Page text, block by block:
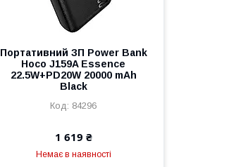
Портативний ЗП Power Bank
Hoco J159A Essence
22.5W+PD20W 20000 mAh
Black
84296
1 619 ₴
Немає в наявності